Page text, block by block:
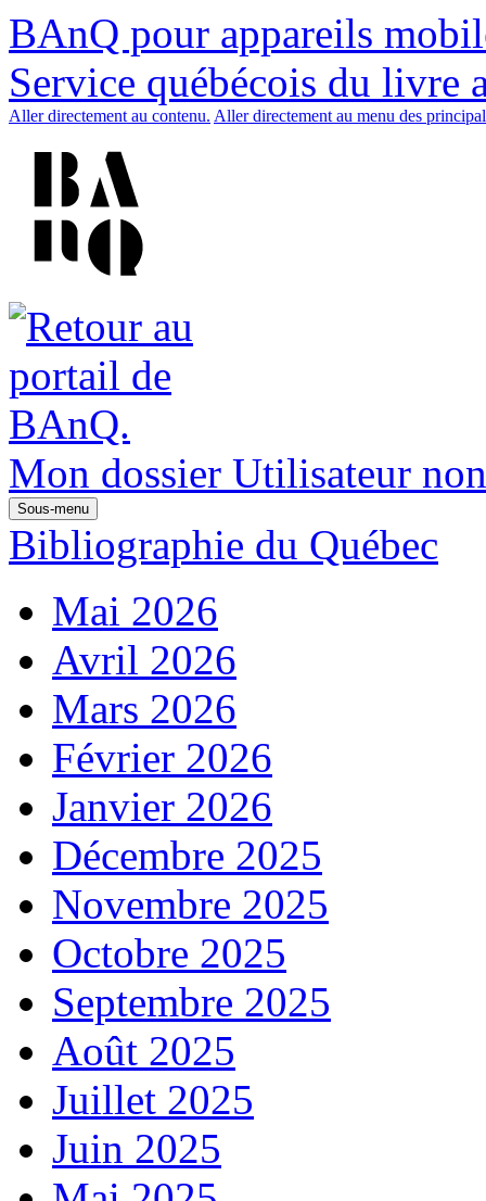
BAnQ pour appareils
Service québécois du livre
Aller directement au contenu. Aller directement au menu des
Mon dossier Utilisateur
Sous-menu
Bibliographie du Québec
Mai 2026
Avril 2026
Mars 2026
Février 2026
Janvier 2026
Décembre 2025
Novembre 2025
Octobre 2025
Septembre 2025
Août 2025
Juillet 2025
Juin 2025